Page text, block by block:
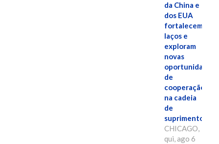
da China e
dos EUA
fortalecem
laços e
exploram
novas
oportunidades
de
cooperação
na cadeia
de
suprimentos.
CHICAGO,
qui, ago 6